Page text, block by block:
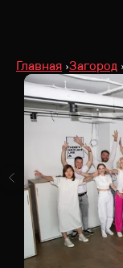
Главная Загород